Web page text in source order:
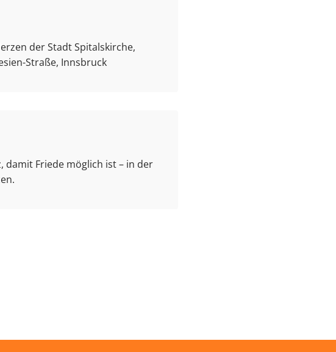
der Stadt Spitalskirche,
Straße, Innsbruck
damit Friede möglich ist – in der